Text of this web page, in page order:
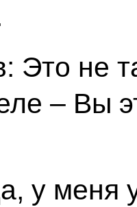
Это не
– Вы
у меня